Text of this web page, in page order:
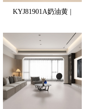
KYJ81901A奶油黄 |